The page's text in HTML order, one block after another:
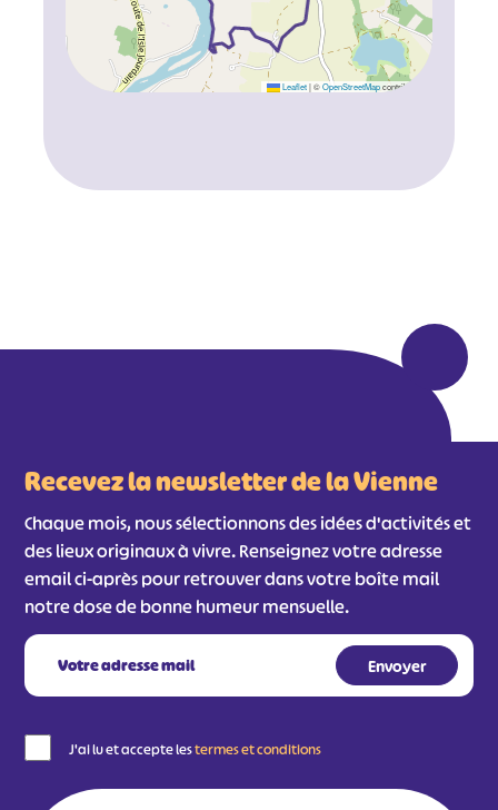
Leaflet |©OpenStreetMapcontributors
Recevez la newsletter de la Vienne
Chaque mois, nous sélectionnons des idées d'activités et
des lieux originaux à vivre. Renseignez votre adresse
email ci-après pour retrouver dans votre boîte mail
notre dose de bonne humeur mensuelle.
J'ai lu et accepte lestermes et conditions
#
#
#